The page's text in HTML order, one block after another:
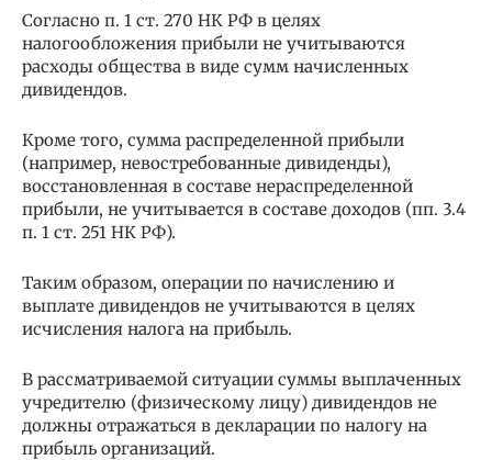
Согласно п. 1 ст. 270 НК РФ в целях
налогообложения прибыли не учитываются
расходы общества в виде сумм начисленных
дивидендов.
Кроме того, сумма распределенной прибыли
(например, невостребованные дивиденды),
восстановленная в составе нераспределенной
прибыли, не учитывается в составе доходов (пп. 3.4
п. 1 ст. 251 НК РФ).
Таким образом, операции по начислению и
выплате дивидендов не учитываются в целях
исчисления налога на прибыль.
В рассматриваемой ситуации суммы выплаченных
учредителю (физическому лицу) дивидендов не
должны отражаться в декларации по налогу на
прибыль организаций.